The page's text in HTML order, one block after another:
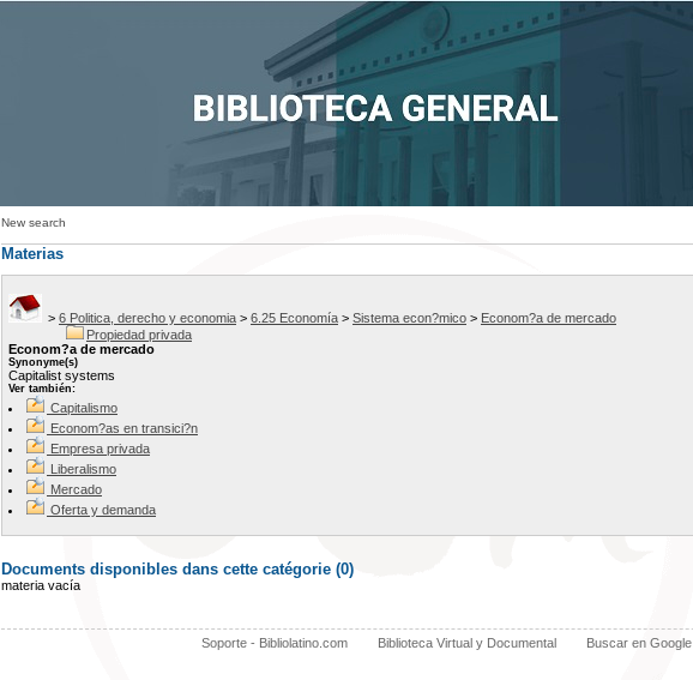
New search
Materias
> 6 Politica, derecho y economia > 6.25 Economía > Sistema econ?mico > Econom?a de mercado
Propiedad privada
Econom?a de mercado
Synonyme(s)
Capitalist systems
Ver también:
Capitalismo
Econom?as en transici?n
Empresa privada
Liberalismo
Mercado
Oferta y demanda
Documents disponibles dans cette catégorie (0)
materia vacía
Soporte - Bibliolatino.com Biblioteca Virtual y Documental Buscar en Google